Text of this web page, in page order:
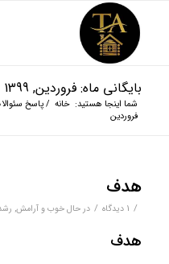
بایگانی ماه: فروردین, 1399
شما اینجا هستید: خانه / پاسخ
فروردین
هدف
/ 1 دیدگاه / در حال خوب و آرامش,
هدف